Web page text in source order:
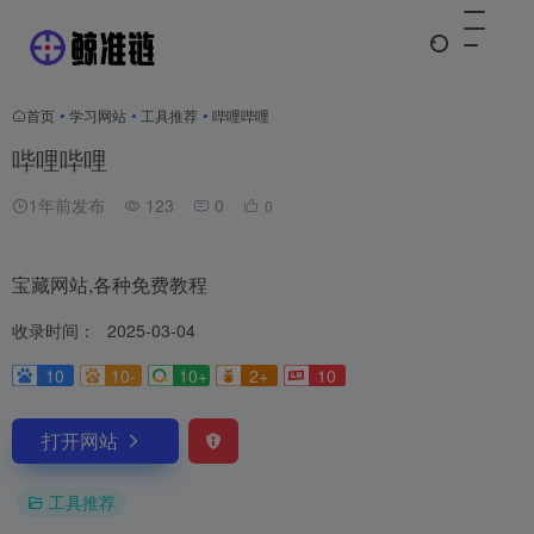
首页 • 学习网站 • 工具推荐 • 哔哩哔哩
哔哩哔哩
1年前发布 123 0 0
宝藏网站,各种免费教程
收录时间：
2025-03-04
10
10- 10+ 2+ 10
打开网站
工具推荐